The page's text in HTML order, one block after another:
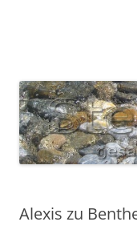
Alexis zu